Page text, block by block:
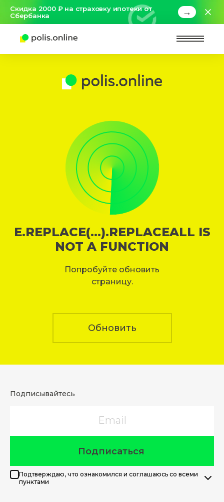
Скидка 2000 ₽ на страховку ипотеки от
Сбербанка
→
E.REPLACE(...).REPLACEALL IS
NOT A FUNCTION
Попробуйте обновить
страницу.
Обновить
Подписывайтесь
Подписаться
Подтверждаю, что ознакомился и соглашаюсь со всеми
пунктами